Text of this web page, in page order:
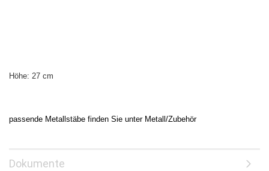
Höhe: 27 cm
passende Metallstäbe finden Sie unter Metall/Zubehör
Dokumente